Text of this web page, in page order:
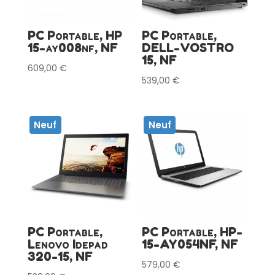
PC Portable, HP
15-ay008nf, NF
609,00 €
PC Portable,
DELL-VOSTRO
15, NF
539,00€
Neuf
PC Portable,
Lenovo Idepad
320-15, NF
Neuf
PC Portable, HP-
15-AY054NF, NF
579,00€